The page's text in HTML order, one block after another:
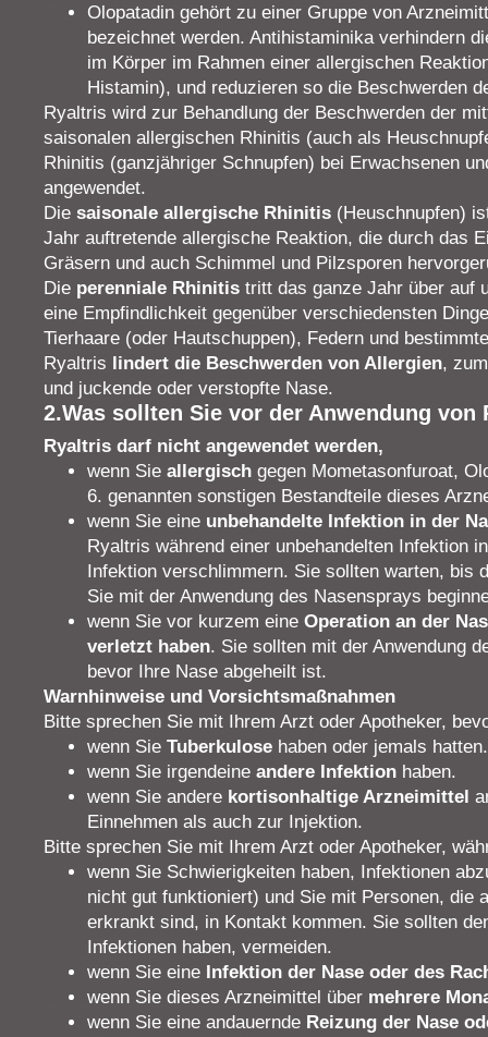
Olopatadin gehört zu einer Gruppe von
bezeichnet werden. Antihistaminika verhindern
im Körper im Rahmen einer allergischen
Histamin), und reduzieren so die Beschwerden
Ryaltris wird zur Behandlung der Beschwerden der
saisonalen allergischen Rhinitis (auch als
Rhinitis (ganzjähriger Schnupfen) bei Erwachsenen
angewendet.
Die saisonale allergische Rhinitis (Heuschnupfen)
Jahr auftretende allergische Reaktion, die durch das
Gräsern und auch Schimmel und Pilzsporen
Die perenniale Rhinitis tritt das ganze Jahr über auf
eine Empfindlichkeit gegenüber verschiedensten
Tierhaare (oder Hautschuppen), Federn und
Ryaltris
lindert die Beschwerden von Allergien,
und juckende oder verstopfte Nase.
2.Was sollten Sie vor der Anwendung von
Ryaltris darf nicht angewendet werden,
wenn Sie allergisch gegen Mometasonfuroat,
6. genannten sonstigen Bestandteile dieses
wenn Sie eine unbehandelte Infektion in der
Ryaltris während einer unbehandelten Infektion
Infektion verschlimmern. Sie sollten warten, bis
Sie mit der Anwendung des Nasensprays
wenn Sie vor kurzem eine Operation an der
verletzt haben. Sie sollten mit der Anwendung
bevor Ihre Nase abgeheilt ist.
Warnhinweise und Vorsichtsmaßnahmen
Bitte sprechen Sie mit Ihrem Arzt oder Apotheker,
wenn Sie Tuberkulose haben oder jemals hatten.
wenn Sie irgendeine andere Infektion haben.
wenn Sie andere kortisonhaltige Arzneimittel
Einnehmen als auch zur Injektion.
Bitte sprechen Sie mit Ihrem Arzt oder Apotheker,
wenn Sie Schwierigkeiten haben, Infektionen
nicht gut funktioniert) und Sie mit Personen, die
erkrankt sind, in Kontakt kommen. Sie sollten
Infektionen haben, vermeiden.
wenn Sie eine Infektion der Nase oder des
wenn Sie dieses Arzneimittel über mehrere
wenn Sie eine andauernde Reizung der Nase